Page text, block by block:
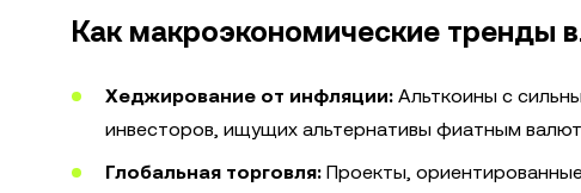
Как макроэкономические тренды
Хеджирование от инфляции: Альткоины с
инвесторов, ищущих альтернативы фиатным
Глобальная торговля: Проекты,